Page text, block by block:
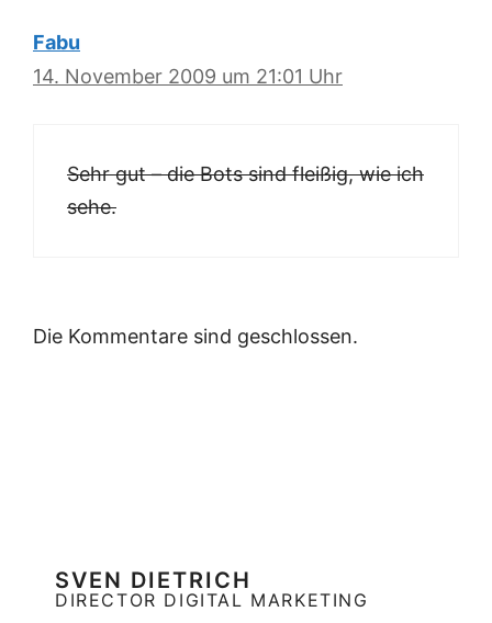
Fabu
14. November 2009 um 21:01 Uhr
Sehr gut – die Bots sind fleißig, wie ich
sehe.
Die Kommentare sind geschlossen.
SVEN DIETRICH
DIRECTOR DIGITAL MARKETING